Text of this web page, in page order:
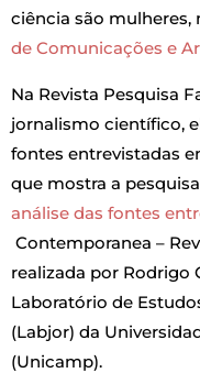
ciência são mulheres,
de Comunicações e
Na Revista Pesquisa
jornalismo científico,
fontes entrevistadas
que mostra a pesquisa
análise das fontes
Contemporanea –
realizada por Rodrigo
Laboratório de
(Labjor) da
(Unicamp).